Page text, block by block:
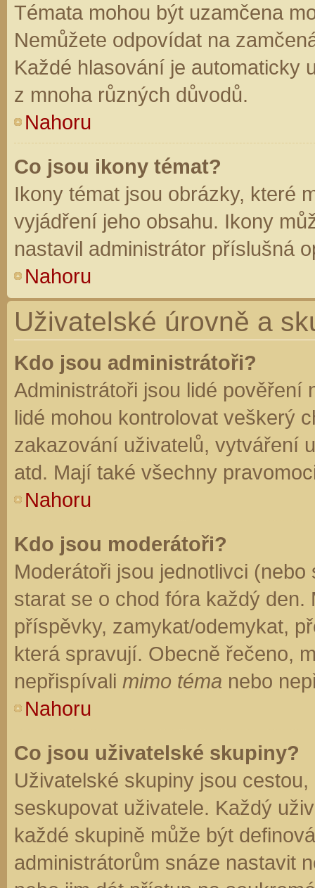
Témata mohou být uzamčena
Nemůžete odpovídat na
Každé hlasování je automaticky
z mnoha různých důvodů.
Nahoru
Co jsou ikony témat?
Ikony témat jsou obrázky, které
vyjádření jeho obsahu. Ikony
nastavil administrátor příslušná
Nahoru
Uživatelské úrovně a
Kdo jsou administrátoři?
Administrátoři jsou lidé pověření
lidé mohou kontrolovat veškerý
zakazování uživatelů, vytváření
atd. Mají také všechny
Nahoru
Kdo jsou moderátoři?
Moderátoři jsou jednotlivci
starat se o chod fóra každý
příspěvky, zamykat/odemykat,
která spravují. Obecně řečeno,
nepřispívali mimo téma nebo
Nahoru
Co jsou uživatelské skupiny?
Uživatelské skupiny jsou
seskupovat uživatele. Každý
každé skupině může být
administrátorům snáze nastavit